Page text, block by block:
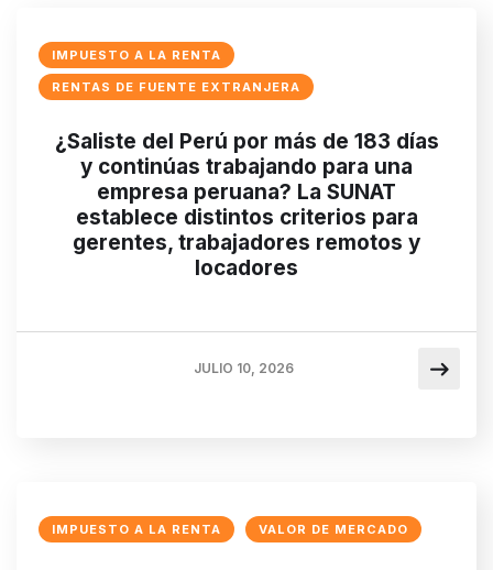
IMPUESTO A LA RENTA
RENTAS DE FUENTE EXTRANJERA
¿Saliste del Perú por más de 183 días
y continúas trabajando para una
empresa peruana? La SUNAT
establece distintos criterios para
gerentes, trabajadores remotos y
locadores
JULIO 10, 2026
IMPUESTO A LA RENTA VALOR DE MERCADO